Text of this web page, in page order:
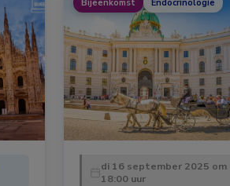
Bijeenkomst Endocrinologie
di 16 september 2025 om
18:00 uur